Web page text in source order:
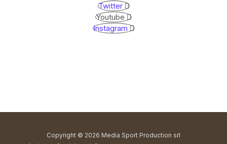
Twitter
Youtube
Instagram
Copyright © 2026 Media Sport Production srl